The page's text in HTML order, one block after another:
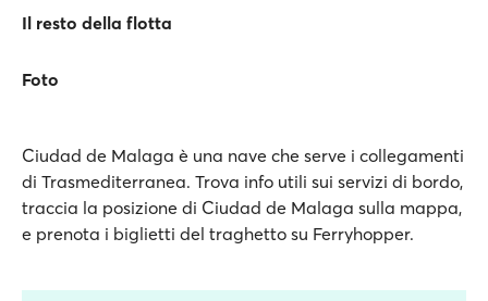
Il resto della flotta
Foto
Ciudad de Malaga è una nave che serve i collegamenti
di Trasmediterranea. Trova info utili sui servizi di bordo,
traccia la posizione di Ciudad de Malaga sulla mappa,
e prenota i biglietti del traghetto su Ferryhopper.